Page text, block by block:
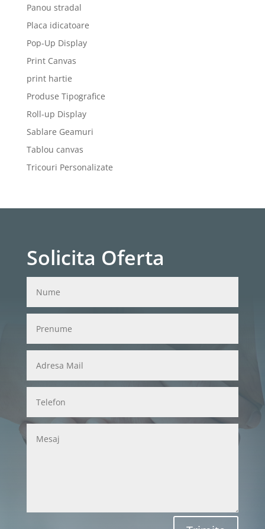
Panou stradal
Placa idicatoare
Pop-Up Display
Print Canvas
print hartie
Produse Tipografice
Roll-up Display
Sablare Geamuri
Tablou canvas
Tricouri Personalizate
Solicita Oferta